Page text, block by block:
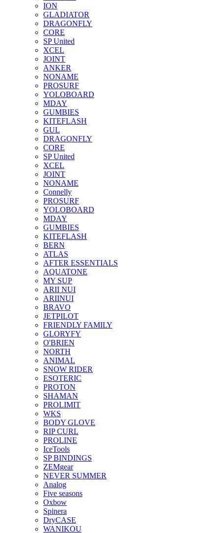
ION
GLADIATOR
DRAGONFLY
CORE
SP United
XCEL
JOINT
ANKER
NONAME
PROSURF
YOLOBOARD
MDAY
GUMBIES
KITEFLASH
GUL
DRAGONFLY
CORE
SP United
XCEL
JOINT
NONAME
Connelly
PROSURF
YOLOBOARD
MDAY
GUMBIES
KITEFLASH
BERN
ATLAS
AFTER ESSENTIALS
AQUATONE
MY SUP
ARII NUI
ARIINUI
BRAVO
JETPILOT
FRIENDLY FAMILY
GLORYFY
O'BRIEN
NORTH
ANIMAL
SNOW RIDER
ESOTERIC
PROTON
SHAMAN
PROLIMIT
WKS
BODY GLOVE
RIP CURL
PROLINE
IceTools
SP BINDINGS
ZEMgear
NEVER SUMMER
Analog
Five seasons
Oxbow
Spinera
DryCASE
WANIKOU